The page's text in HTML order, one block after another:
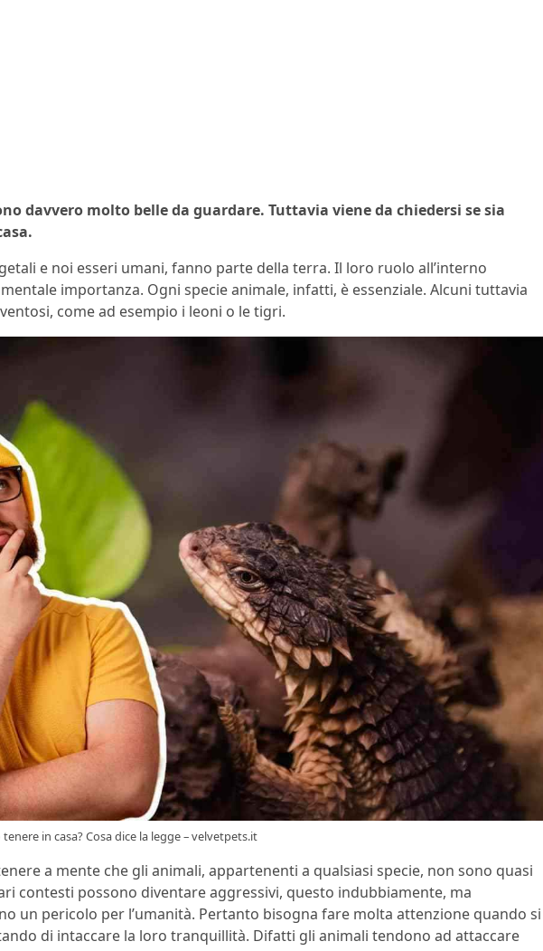
davvero molto belle da guardare. Tuttavia viene da chiedersi se sia
e noi esseri umani, fanno parte della terra. Il loro ruolo all’interno
importanza. Ogni specie animale, infatti, è essenziale. Alcuni tuttavia
come ad esempio i leoni o le tigri.
in casa? Cosa dice la legge – velvetpets.it
a mente che gli animali, appartenenti a qualsiasi specie, non sono quasi
contesti possono diventare aggressivi, questo indubbiamente, ma
un pericolo per l’umanità. Pertanto bisogna fare molta attenzione quando si
di intaccare la loro tranquillità. Difatti gli animali tendono ad attaccare